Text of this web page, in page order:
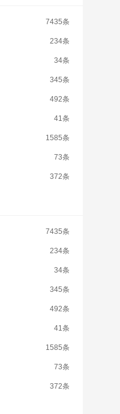
7435条
234条
34条
345条
492条
41条
1585条
73条
372条
7435条
234条
34条
345条
492条
41条
1585条
73条
372条